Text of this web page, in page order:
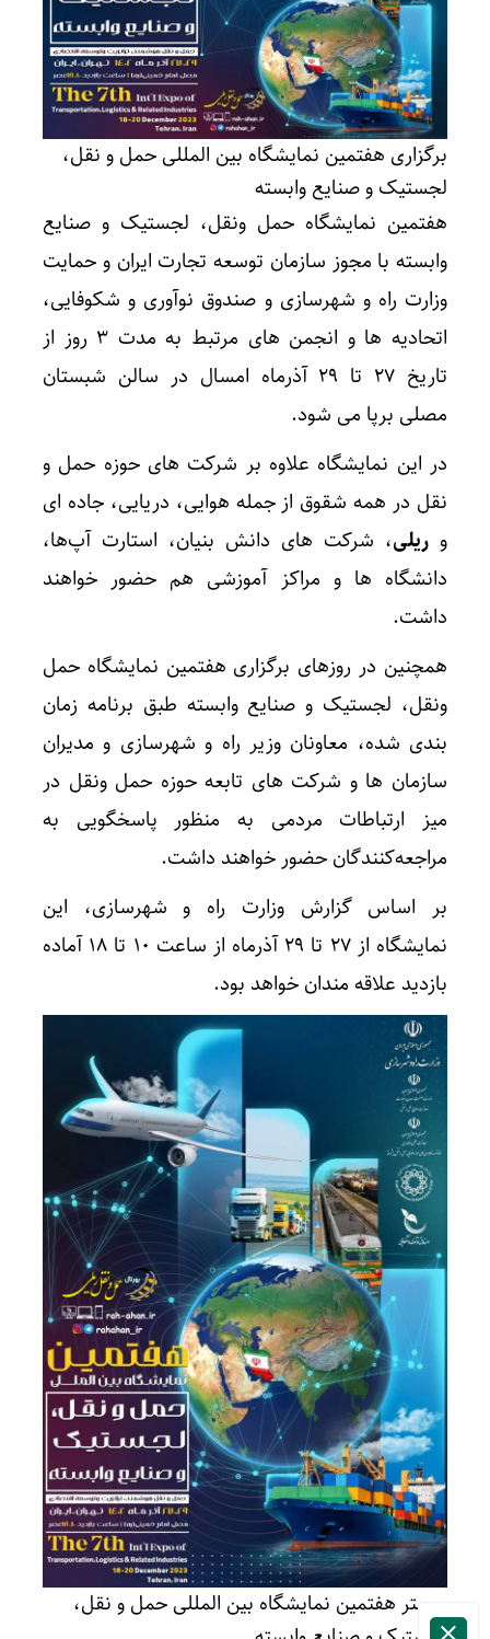
برگزاری هفتمین نمایشگاه بین المللی حمل و‌ نقل،
لجستیک و صنایع وابسته
هفتمین نمایشگاه حمل و‌نقل، لجستیک و صنایع
وابسته با مجوز سازمان توسعه تجارت ایران و حمایت
وزارت راه و شهرسازی و صندوق نوآوری و شکوفایی،
اتحادیه ها و انجمن های مرتبط به مدت ۳ روز از
تاریخ ۲۷ تا ۲۹ آذرماه امسال در سالن شبستان
مصلی برپا می شود.
در این نمایشگاه علاوه بر شرکت های حوزه حمل و‌
نقل در همه شقوق از جمله هوایی، دریایی، جاده ای
و ریلی، شرکت های دانش بنیان، استارت آپ‌ها،
دانشگاه ها و مراکز آموزشی هم حضور خواهند
داشت.
همچنین در روزهای برگزاری هفتمین نمایشگاه حمل
و‌نقل، لجستیک و صنایع وابسته طبق برنامه زمان
بندی شده، معاونان وزیر راه و شهرسازی و مدیران
سازمان ها و شرکت های تابعه حوزه حمل ونقل در
میز ارتباطات مردمی به منظور پاسخگویی به
مراجعه‌کنندگان حضور خواهند داشت.
بر اساس گزارش وزارت راه و شهرسازی، این
نمایشگاه از ۲۷ تا ۲۹ آذرماه از ساعت ۱۰ تا ۱۸ آماده
بازدید علاقه مندان خواهد بود.
پوستر هفتمین نمایشگاه بین المللی حمل و‌ نقل،